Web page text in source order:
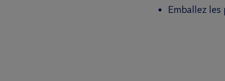
Emballez